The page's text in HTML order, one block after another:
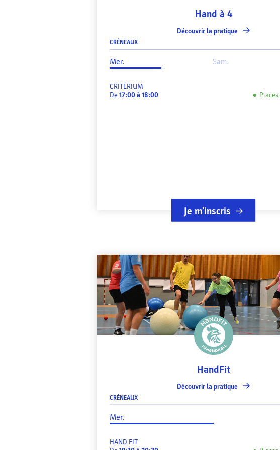
Hand à 4
Découvrir la pratique
CRÉNEAUX
Mer. Sam.
CRITERIUM
De 17:00à 18:00
Je m'inscris
HandFit
Découvrir la pratique
CRÉNEAUX
Mer.
HAND FIT